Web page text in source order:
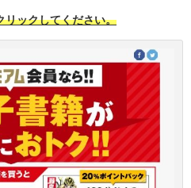
リックしてください。